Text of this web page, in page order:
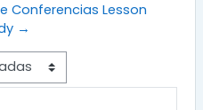
Conferencias Lesson
→